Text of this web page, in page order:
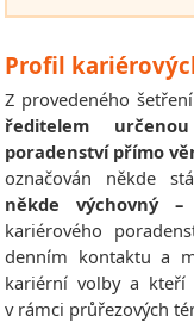
Profil
Z provedeného
ředitelem
poradenství přímo
označován někde
někde výchovný –
kariérového
denním kontaktu a
kariérní volby a kteří
v rámci průřezových